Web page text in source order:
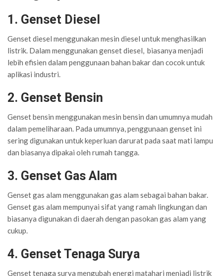
1. Genset Diesel
Genset diesel menggunakan mesin diesel untuk menghasilkan
listrik. Dalam menggunakan genset diesel, biasanya menjadi
lebih efisien dalam penggunaan bahan bakar dan cocok untuk
aplikasi industri.
2. Genset Bensin
Genset bensin menggunakan mesin bensin dan umumnya mudah
dalam pemeliharaan. Pada umumnya, penggunaan genset ini
sering digunakan untuk keperluan darurat pada saat mati lampu
dan biasanya dipakai oleh rumah tangga.
3. Genset Gas Alam
Genset gas alam menggunakan gas alam sebagai bahan bakar.
Genset gas alam mempunyai sifat yang ramah lingkungan dan
biasanya digunakan di daerah dengan pasokan gas alam yang
cukup.
4. Genset Tenaga Surya
Genset tenaga surya mengubah energi matahari menjadi listrik